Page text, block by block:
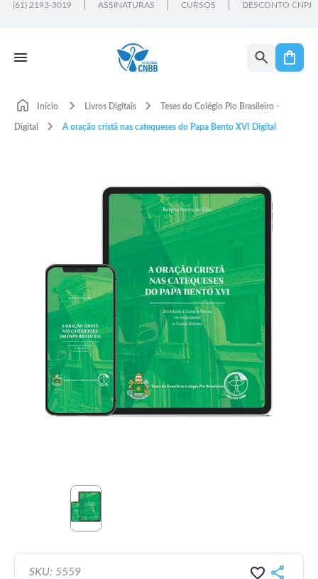
(61) 2193-3019 ASSINATURAS CURSOS DESCONTO CNPJ
Início Livros Digitais Teses do Colégio Pio Brasileiro -
Digital A oração cristã nas catequeses do Papa Bento XVI Digital
SKU: 5559